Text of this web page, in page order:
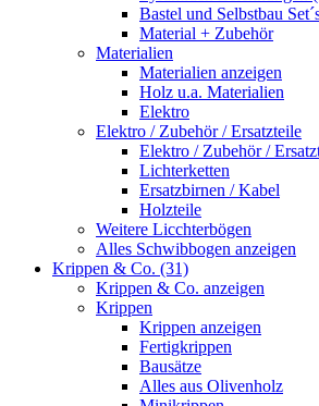
Bastel und Selbstbau
Material + Zubehör
Materialien
Materialien anzeigen
Holz u.a. Materialien
Elektro
Elektro / Zubehör / Ersatzteile
Elektro / Zubehör /
Lichterketten
Ersatzbirnen / Kabel
Holzteile
Weitere Licchterbögen
Alles Schwibbogen anzeigen
Krippen & Co. (31)
Krippen & Co. anzeigen
Krippen
Krippen anzeigen
Fertigkrippen
Bausätze
Alles aus Olivenholz